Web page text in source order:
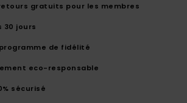
gratuits pour les membres
30 jours
de fidélité
eco-responsable
sécurisé